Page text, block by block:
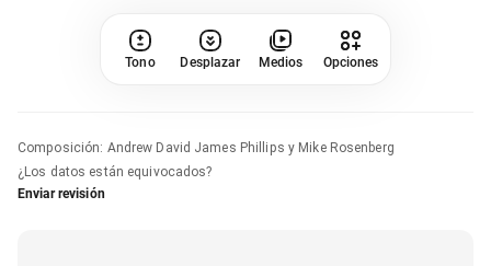
Tono Desplazar Medios Opciones
Composición: Andrew David James Phillips y Mike Rosenberg
¿Los datos están equivocados?
Enviar revisión